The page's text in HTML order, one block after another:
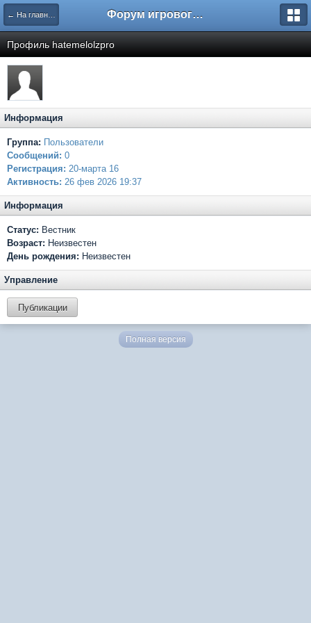
← На главную Форум игрового проекта Riverrise
Профиль hatemelolzpro
Информация
Группа: Пользователи
Сообщений: 0
Регистрация: 20-марта 16
Активность: 26 фев 2026 19:37
Информация
Статус: Вестник
Возраст: Неизвестен
День рождения: Неизвестен
Управление
Публикации
Полная версия